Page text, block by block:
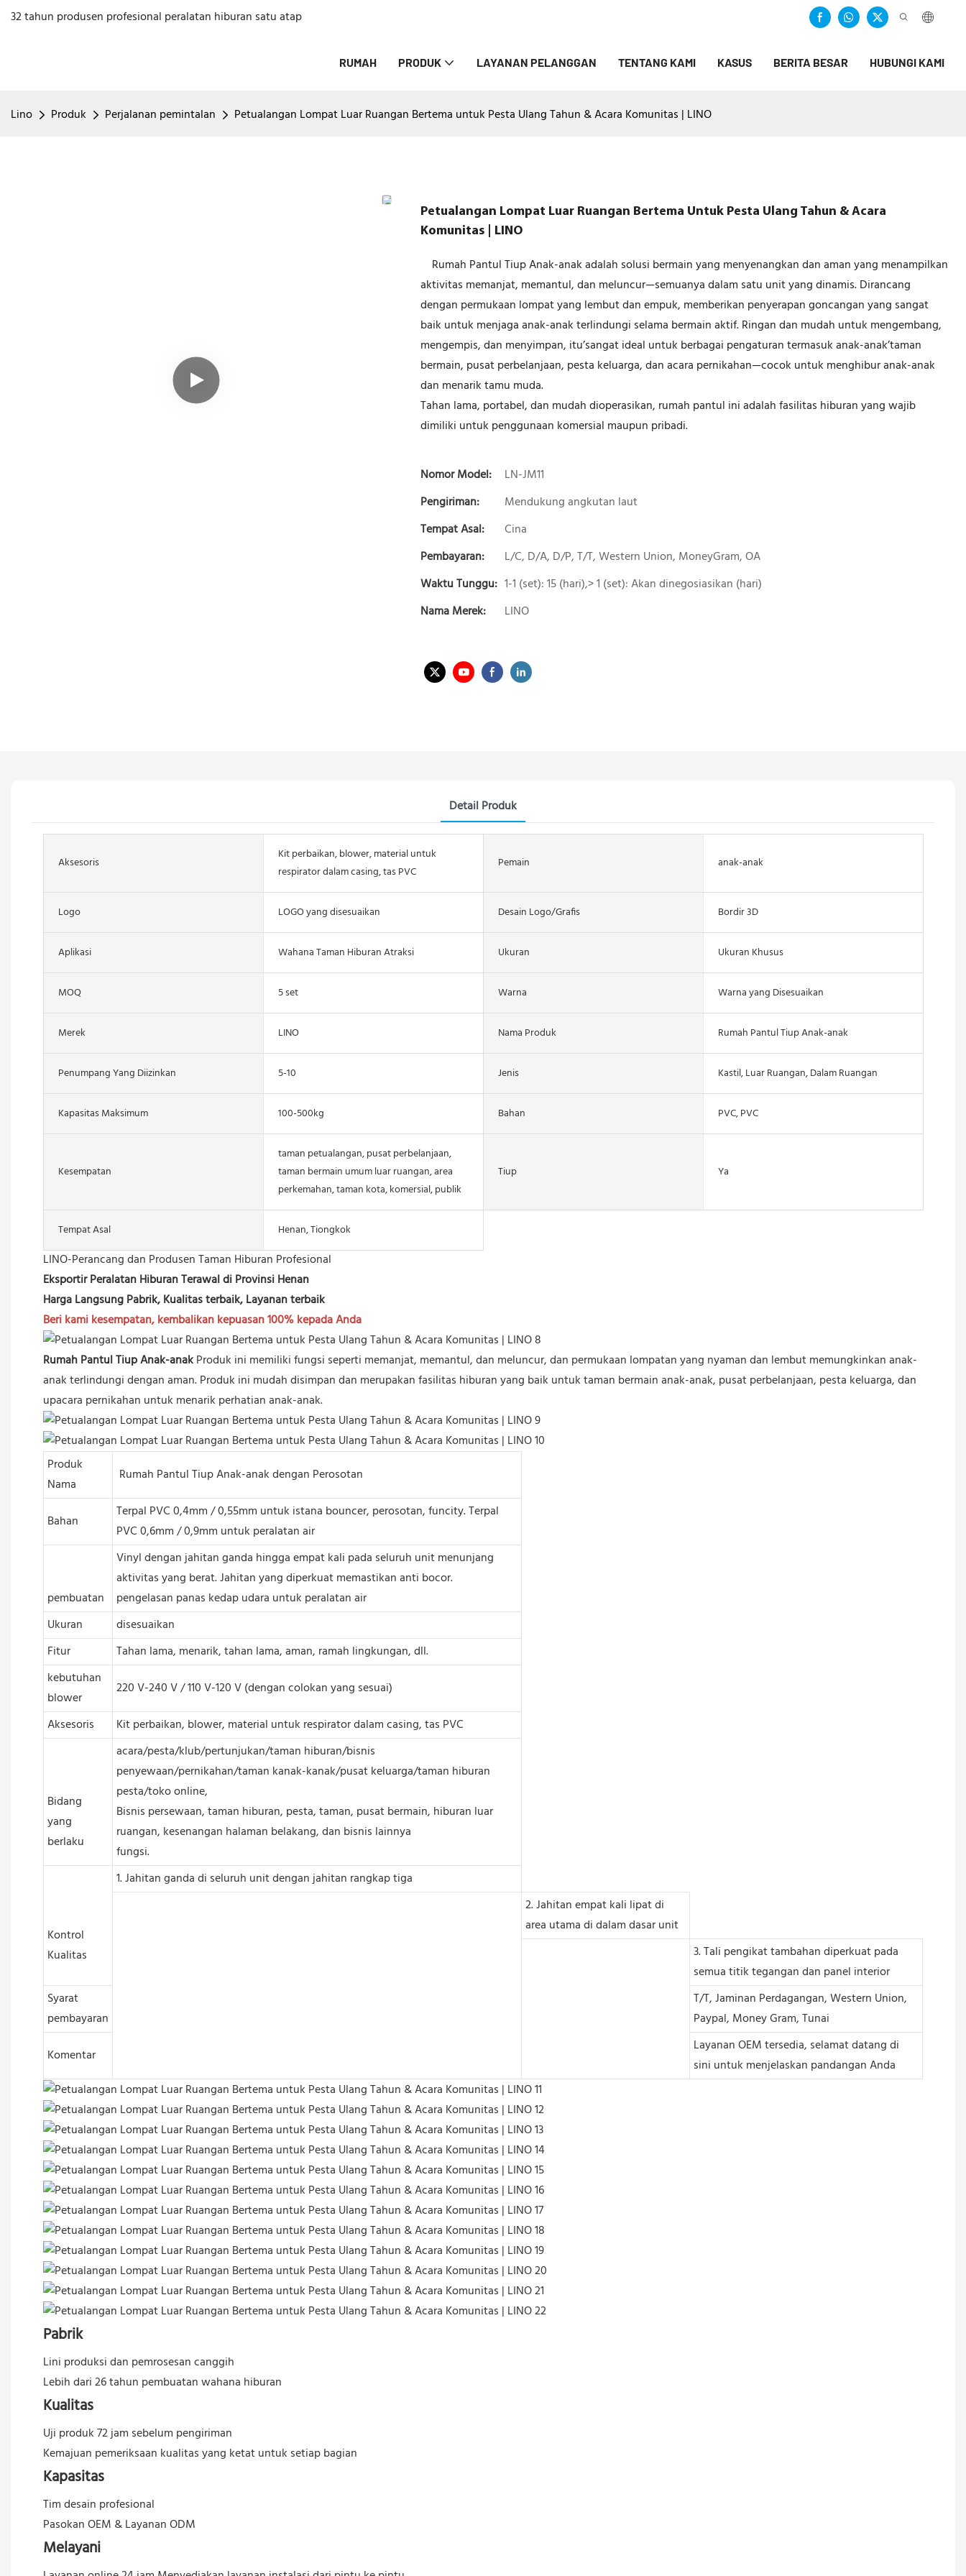
32 tahun produsen profesional peralatan hiburan satu atap
RUMAH PRODUK LAYANAN PELANGGAN TENTANG KAMI KASUS BERITA BESAR HUBUNGI KAMI
Lino Produk Perjalanan pemintalan Petualangan Lompat Luar Ruangan Bertema untuk Pesta Ulang Tahun & Acara Komunitas | LINO
Petualangan Lompat Luar Ruangan Bertema Untuk Pesta Ulang Tahun & Acara
Komunitas | LINO
Rumah Pantul Tiup Anak-anak adalah solusi bermain yang menyenangkan dan aman yang menampilkan
aktivitas memanjat, memantul, dan meluncur—semuanya dalam satu unit yang dinamis. Dirancang
dengan permukaan lompat yang lembut dan empuk, memberikan penyerapan goncangan yang sangat
baik untuk menjaga anak-anak terlindungi selama bermain aktif. Ringan dan mudah untuk mengembang,
mengempis, dan menyimpan, itu’sangat ideal untuk berbagai pengaturan termasuk anak-anak’taman
bermain, pusat perbelanjaan, pesta keluarga, dan acara pernikahan—cocok untuk menghibur anak-anak
dan menarik tamu muda.
Tahan lama, portabel, dan mudah dioperasikan, rumah pantul ini adalah fasilitas hiburan yang wajib
dimiliki untuk penggunaan komersial maupun pribadi.
Nomor Model:
LN-JM11
Pengiriman:
Mendukung angkutan laut
Tempat Asal:
Cina
Pembayaran:
L/C, D/A, D/P, T/T, Western Union, MoneyGram, OA
Waktu Tunggu: 1-1 (set): 15 (hari),> 1 (set): Akan dinegosiasikan (hari)
Nama Merek:
LINO
Detail Produk
Aksesoris
Kit perbaikan, blower, material untuk
respirator dalam casing, tas PVC
Pemain anak-anak
Logo LOGO yang disesuaikan Desain Logo/grafis Bordir 3D
Aplikasi Wahana Taman Hiburan Atraksi Ukuran Ukuran Khusus
MOQ 5 set Warna Warna yang Disesuaikan
Merek LINO Nama Produk Rumah Pantul Tiup Anak-anak
Penumpang Yang Diizinkan 5-10 Jenis Kastil, Luar Ruangan, Dalam Ruangan
Kapasitas Maksimum 100-500kg Bahan PVC, PVC
Kesempatan
taman petualangan, pusat perbelanjaan,
taman bermain umum luar ruangan, area
perkemahan, taman kota, komersial, publik
Tiup Ya
Tempat Asal Henan, Tiongkok
LINO-Perancang dan Produsen Taman Hiburan Profesional
Eksportir Peralatan Hiburan Terawal di Provinsi Henan
Harga Langsung Pabrik, Kualitas terbaik, Layanan terbaik
Beri kami kesempatan, kembalikan kepuasan 100% kepada Anda
Rumah Pantul Tiup Anak-anakProduk ini memiliki fungsi seperti memanjat, memantul, dan meluncur, dan permukaan lompatan yang nyaman dan lembut memungkinkan anak-
anak terlindungi dengan aman. Produk ini mudah disimpan dan merupakan fasilitas hiburan yang baik untuk taman bermain anak-anak, pusat perbelanjaan, pesta keluarga, dan
upacara pernikahan untuk menarik perhatian anak-anak.
Produk
Nama
Rumah Pantul Tiup Anak-anak dengan Perosotan
Bahan
Terpal PVC 0,4mm / 0,55mm untuk istana bouncer, perosotan, funcity. Terpal
PVC 0,6mm / 0,9mm untuk peralatan air
pembuatan
Vinyl dengan jahitan ganda hingga empat kali pada seluruh unit menunjang
aktivitas yang berat. Jahitan yang diperkuat memastikan anti bocor.
pengelasan panas kedap udara untuk peralatan air
Ukuran
disesuaikan
Fitur
Tahan lama, menarik, tahan lama, aman, ramah lingkungan, dll.
kebutuhan
blower
220 V-240 V / 110 V-120 V (dengan colokan yang sesuai)
Aksesoris
Kit perbaikan, blower, material untuk respirator dalam casing, tas PVC
Bidang
yang
berlaku
acara/pesta/klub/pertunjukan/taman hiburan/bisnis
penyewaan/pernikahan/taman kanak-kanak/pusat keluarga/taman hiburan
pesta/toko online,
Bisnis persewaan, taman hiburan, pesta, taman, pusat bermain, hiburan luar
ruangan, kesenangan halaman belakang, dan bisnis lainnya
fungsi.
Kontrol
Kualitas
1. Jahitan ganda di seluruh unit dengan jahitan rangkap tiga
2. Jahitan empat kali lipat di
area utama di dalam dasar unit
3. Tali pengikat tambahan diperkuat pada
semua titik tegangan dan panel interior
Syarat
pembayaran
T/T, Jaminan Perdagangan, Western Union,
Paypal, Money Gram, Tunai
Komentar
Layanan OEM tersedia, selamat datang di
sini untuk menjelaskan pandangan Anda
Pabrik
Lini produksi dan pemrosesan canggih
Lebih dari 26 tahun pembuatan wahana hiburan
Kualitas
Uji produk 72 jam sebelum pengiriman
Kemajuan pemeriksaan kualitas yang ketat untuk setiap bagian
Kapasitas
Tim desain profesional
Pasokan OEM & Layanan ODM
Melayani